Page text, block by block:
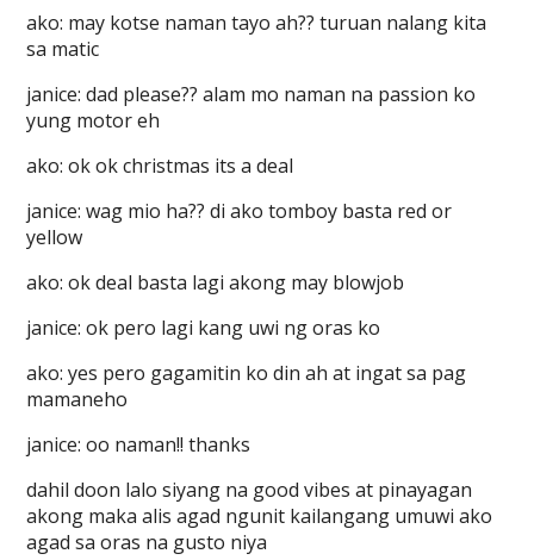
ako: may kotse naman tayo ah?? turuan nalang kita
sa matic
janice: dad please?? alam mo naman na passion ko
yung motor eh
ako: ok ok christmas its a deal
janice: wag mio ha?? di ako tomboy basta red or
yellow
ako: ok deal basta lagi akong may blowjob
janice: ok pero lagi kang uwi ng oras ko
ako: yes pero gagamitin ko din ah at ingat sa pag
mamaneho
janice: oo naman!! thanks
dahil doon lalo siyang na good vibes at pinayagan
akong maka alis agad ngunit kailangang umuwi ako
agad sa oras na gusto niya